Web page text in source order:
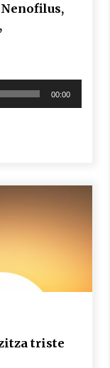
Nenofilus,
00:00
triste